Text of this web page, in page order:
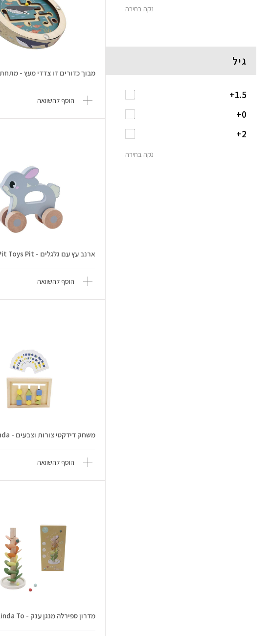
מבוך כדורים דו צדדי מעץ -
הוסף להשוואה
ארנב עץ עם גלגלים - Pit Toys Pit...
הוסף להשוואה
משחק דידקטי צורות וצבעים - Linda...
הוסף להשוואה
מדרון ספירלה מנגן ענק - Linda To...
נקה בחירה
גיל
1.5+
0+
2+
נקה בחירה